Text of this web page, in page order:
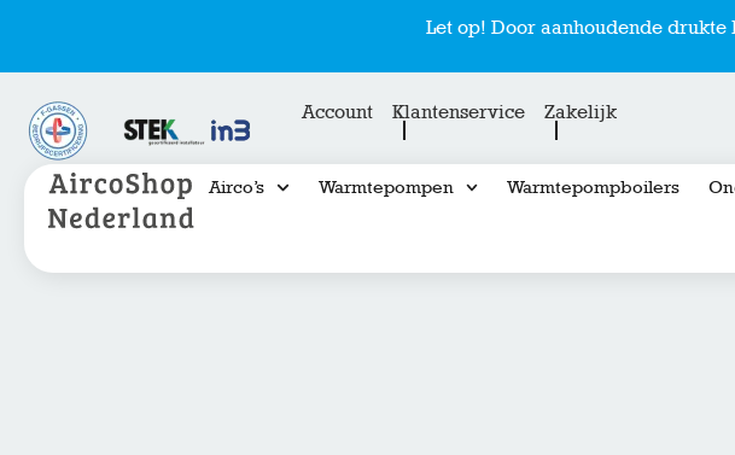
Let op! Door aanhoudende
Account Klantenservice Zakelijk
Airco’s Warmtepompen Warmtepompboilers